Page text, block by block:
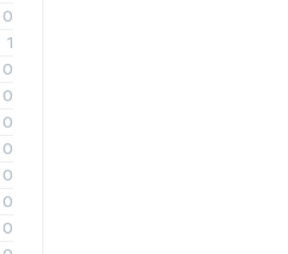
0
1
0
0
0
0
0
0
0